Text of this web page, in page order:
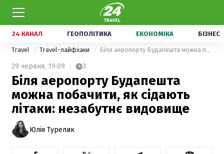
24 КАНАЛ ГЕОПОЛІТИКА ЕКОНОМІКА БІЗНЕС
Travel Travel-лайфхаки Біля аеропорту Будапешта можна побачити, як сідають літаки: незабутнє видовище
29 червня, 19:09 3
Біля аеропорту Будапешта
можна побачити, як сідають
літаки: незабутнє видовище
Юлія Турелик